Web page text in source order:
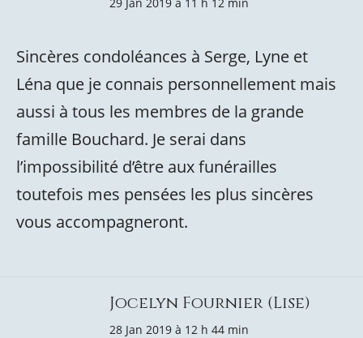
Sincères condoléances à Serge, Lyne et
Léna que je connais personnellement mais
aussi à tous les membres de la grande
famille Bouchard. Je serai dans
l’impossibilité d’être aux funérailles
toutefois mes pensées les plus sincères
vous accompagneront.
Jocelyn Fournier (Lise)
28 Jan 2019 à 12 h 44 min